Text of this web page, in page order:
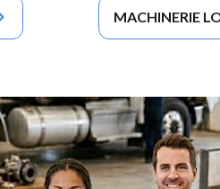
MACHINERIE